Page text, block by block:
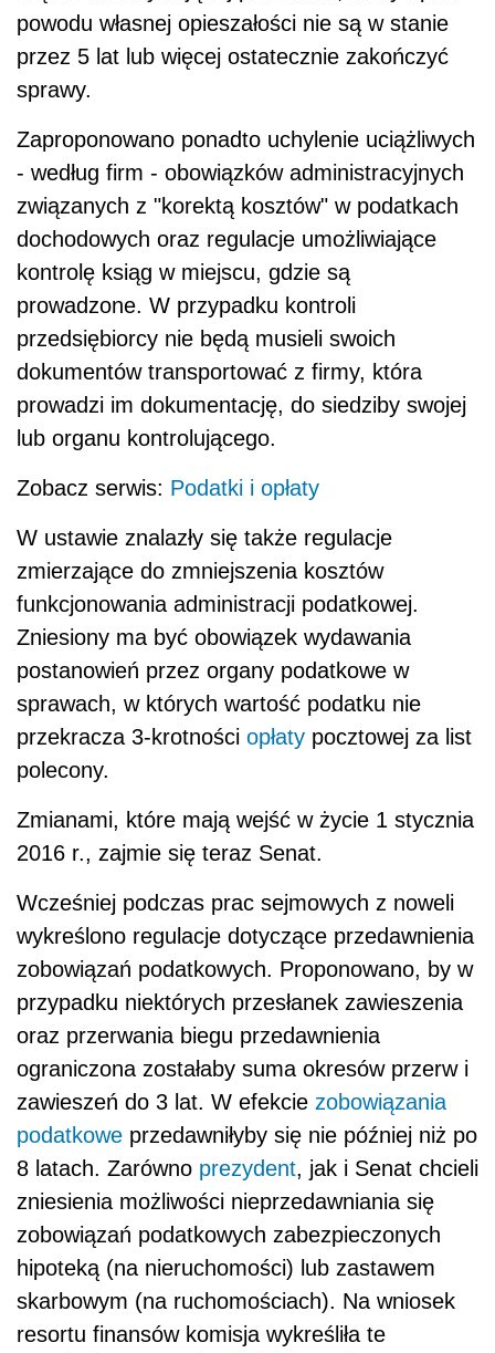
powodu własnej opieszałości nie są w stanie
przez 5 lat lub więcej ostatecznie zakończyć
sprawy.
Zaproponowano ponadto uchylenie uciążliwych
- według firm - obowiązków administracyjnych
związanych z "korektą kosztów" w podatkach
dochodowych oraz regulacje umożliwiające
kontrolę ksiąg w miejscu, gdzie są
prowadzone. W przypadku kontroli
przedsiębiorcy nie będą musieli swoich
dokumentów transportować z firmy, która
prowadzi im dokumentację, do siedziby swojej
lub organu kontrolującego.
Zobacz serwis: Podatki i opłaty
W ustawie znalazły się także regulacje
zmierzające do zmniejszenia kosztów
funkcjonowania administracji podatkowej.
Zniesiony ma być obowiązek wydawania
postanowień przez organy podatkowe w
sprawach, w których wartość podatku nie
przekracza 3-krotności opłaty pocztowej za list
polecony.
Zmianami, które mają wejść w życie 1 stycznia
2016 r., zajmie się teraz Senat.
Wcześniej podczas prac sejmowych z noweli
wykreślono regulacje dotyczące przedawnienia
zobowiązań podatkowych. Proponowano, by w
przypadku niektórych przesłanek zawieszenia
oraz przerwania biegu przedawnienia
ograniczona zostałaby suma okresów przerw i
zawieszeń do 3 lat. W efekcie zobowiązania
podatkowe przedawniłyby się nie później niż po
8 latach. Zarówno prezydent, jak i Senat chcieli
zniesienia możliwości nieprzedawniania się
zobowiązań podatkowych zabezpieczonych
hipoteką (na nieruchomości) lub zastawem
skarbowym (na ruchomościach). Na wniosek
resortu finansów komisja wykreśliła te